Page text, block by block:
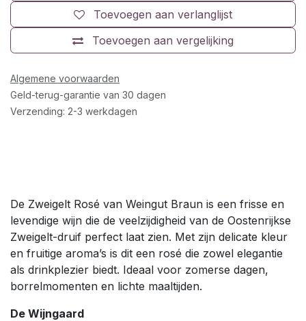
Toevoegen aan vergelijking
Toevoegen aan verlanglijst
Algemene voorwaarden
Geld-terug-garantie van 30 dagen
Verzending: 2-3 werkdagen
De Zweigelt Rosé van Weingut Braun is een frisse en
levendige wijn die de veelzijdigheid van de Oostenrijkse
Zweigelt-druif perfect laat zien. Met zijn delicate kleur
en fruitige aroma’s is dit een rosé die zowel elegantie
als drinkplezier biedt. Ideaal voor zomerse dagen,
borrelmomenten en lichte maaltijden.
De Wijngaard